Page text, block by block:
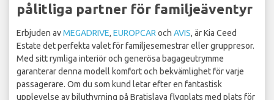
pålitliga partner för familjeäventyr
Erbjuden avMEGADRIVE, EUROPCAR och AVIS, är Kia Ceed
Estate det perfekta valet för familjesemestrar eller gruppresor.
Med sitt rymliga interiör och generösa bagageutrymme
garanterar denna modell komfort och bekvämlighet för varje
passagerare. Om du som kund letar efter en fantastisk
upplevelse av biluthyrning på Bratislava flygplats med plats för